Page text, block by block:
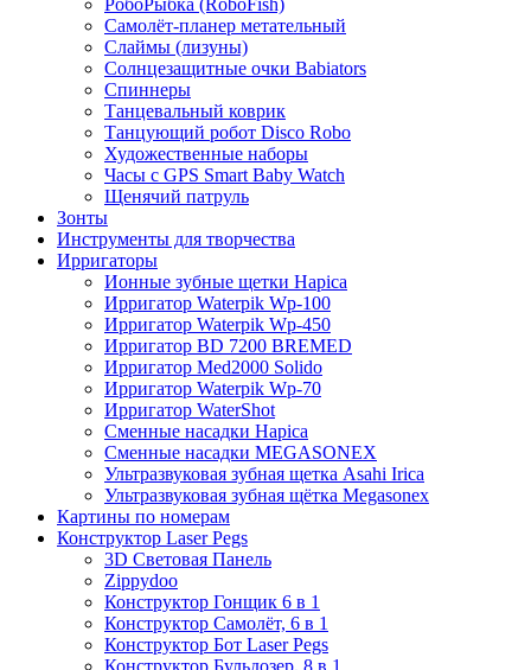
РобоРыбка (RoboFish)
Самолёт-планер метательный
Слаймы (лизуны)
Солнцезащитные очки Babiators
Спиннеры
Танцевальный коврик
Танцующий робот Disco Robo
Художественные наборы
Часы с GPS Smart Baby Watch
Щенячий патруль
Зонты
Инструменты для творчества
Ирригаторы
Ионные зубные щетки Hapica
Ирригатор Waterpik Wp-100
Ирригатор Waterpik Wp-450
Ирригатор BD 7200 BREMED
Ирригатор Med2000 Solido
Ирригатор Waterpik Wp-70
Ирригатор WaterShot
Сменные насадки Hapica
Сменные насадки MEGASONEX
Ультразвуковая зубная щетка Asahi Irica
Ультразвуковая зубная щётка Megasonex
Картины по номерам
Конструктор Laser Pegs
3D Световая Панель
Zippydoo
Конструктор Гонщик 6 в 1
Конструктор Cамолёт, 6 в 1
Конструктор Бот Laser Pegs
Конструктор Бульдозер, 8 в 1